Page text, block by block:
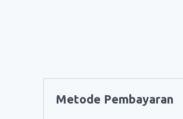
Metode Pembayaran